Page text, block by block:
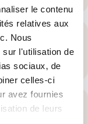
le contenu
relatives aux
Nous
sur l'utilisation de
sociaux, de
celles-ci
avez fournies
de leurs